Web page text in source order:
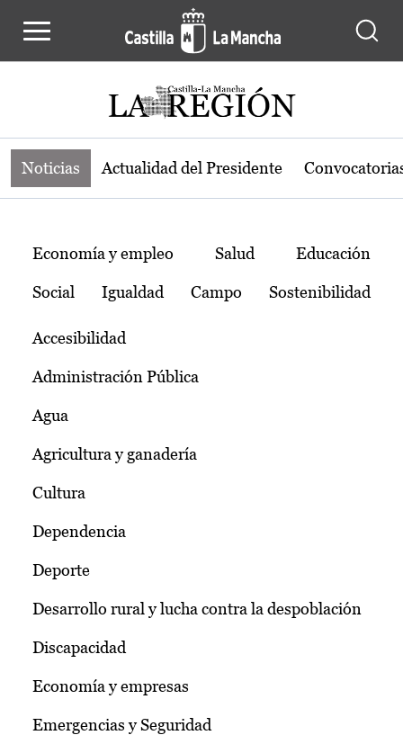
Noticias de la región de Castilla-La
Noticias Actualidad del Presidente
Temas
Economía y empleo Salud Educación
Social Igualdad Campo Sostenibilidad
Accesibilidad
Administración Pública
Agua
Agricultura y ganadería
Cultura
Dependencia
Deporte
Desarrollo rural y lucha contra la despoblación
Discapacidad
Economía y empresas
Emergencias y Seguridad